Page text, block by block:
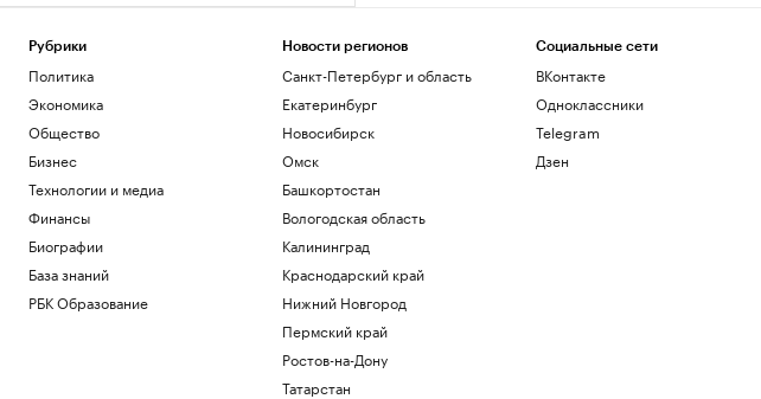
Рубрики
Политика
Экономика
Общество
Бизнес
Технологии и медиа
Финансы
Биографии
База знаний
РБК Образование
Новости регионов
Санкт-Петербург и область
Екатеринбург
Новосибирск
Омск
Башкортостан
Вологодская область
Калининград
Краснодарский край
Нижний Новгород
Пермский край
Ростов-на-Дону
Татарстан
Социальные сети
ВКонтакте
Одноклассники
Telegram
Дзен